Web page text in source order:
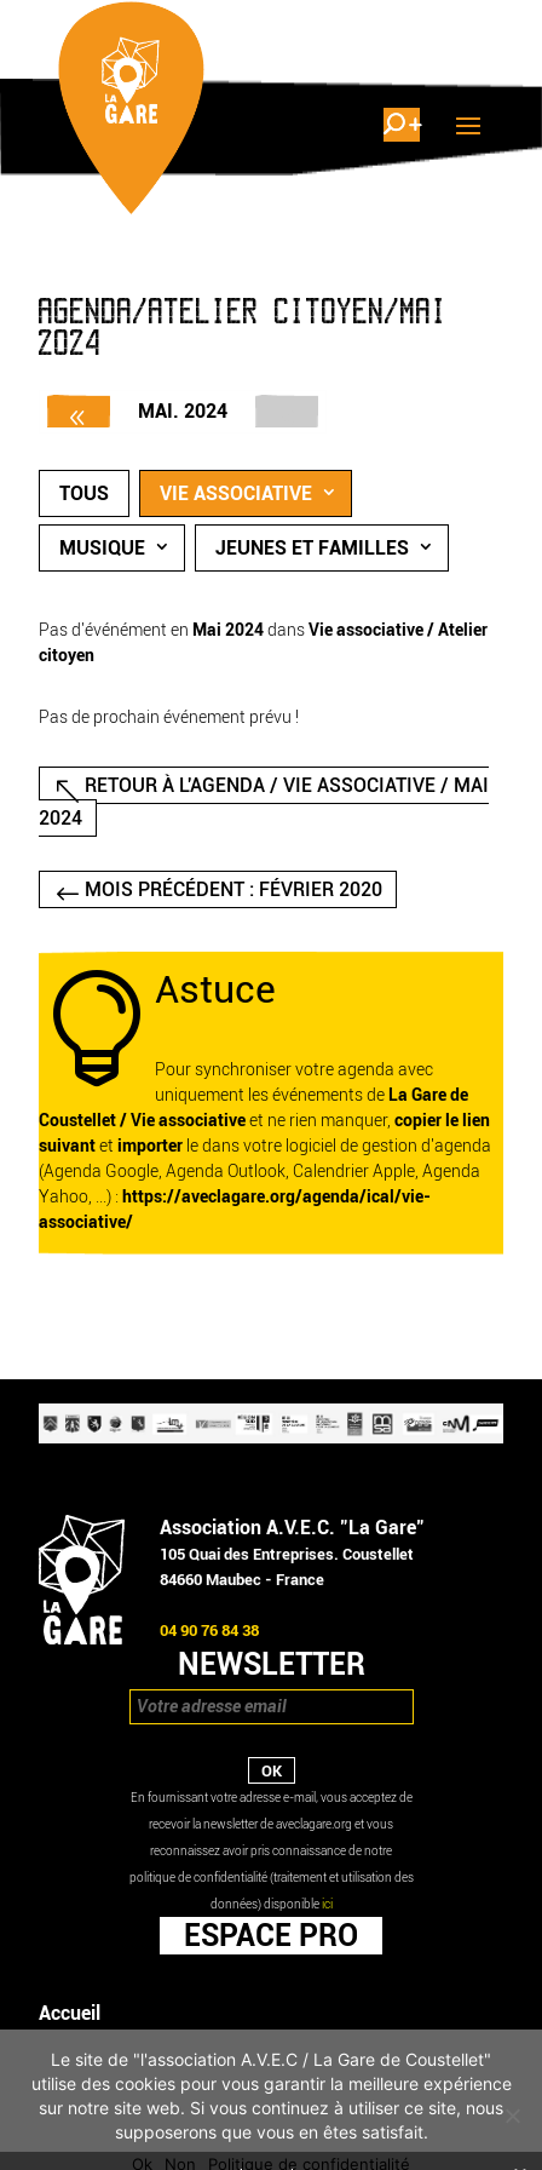
AGENDA/ATELIER CITOYEN/MAI
2024
MAI. 2024
TOUS VIE ASSOCIATIVE
MUSIQUE JEUNES ET FAMILLES
Pas d'événément en Mai 2024dansVie associative / Atelier
citoyen
Pas de prochain événement prévu !
RETOUR À L'AGENDA / VIE ASSOCIATIVE / MAI
2024
MOIS PRÉCÉDENT : FÉVRIER 2020
 Astuce
Pour synchroniser votre agenda avec
uniquement les événements de La Gare de
Coustellet / Vie associativeet ne rien manquer, copier le lien
suivantet importer le dans votre logiciel de gestion d'agenda
(Agenda Google, Agenda Outlook, Calendrier Apple, Agenda
Yahoo, ...) : https://aveclagare.org/agenda/ical/vie-
associative/
Association A.V.E.C. "La Gare"
105 Quai des Entreprises. Coustellet
84660 Maubec - France
04 90 76 84 38
NEWSLETTER
En fournissant votre adresse e-mail, vous acceptez de
recevoir la newsletter de aveclagare.org et vous
reconnaissez avoir pris connaissance de notre
politique de confidentialité (traitement et utilisation des
données) disponibleici
ESPACE PRO
Accueil
Les actualités
Mentions légales
Infos pratiques
Politique de confidentialité
Le site de "l'association A.V.E.C / La Gare de Coustellet"
utilise des cookies pour vous garantir la meilleure expérience
sur notre site web. Si vous continuez à utiliser ce site, nous
supposerons que vous en êtes satisfait.
Ok Non Politique de confidentialité